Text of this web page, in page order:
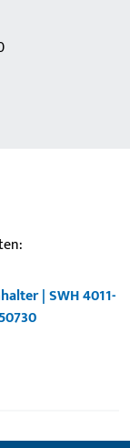
| SWH 4011-